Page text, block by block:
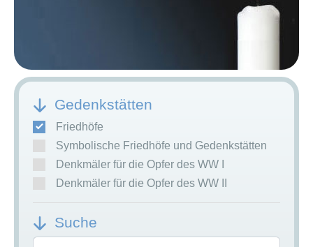
Gedenkstätten
Friedhöfe
Symbolische Friedhöfe und Gedenkstätten
Denkmäler für die Opfer des WW I
Denkmäler für die Opfer des WW II
Suche